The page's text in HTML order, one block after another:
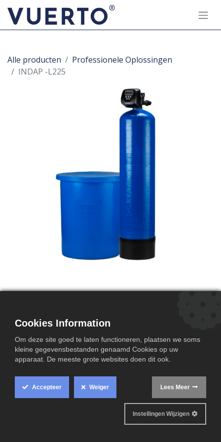
Alle producten
Professionele Oplossingen
INDAP -L225
INDAP L225
zoutvat : 400 kg
Debiet : 13.5m3/h tot 18.6m3/h
Capaciteit bij 30°F : 39m3
Cookies Information
Om deze site goed te laten functioneren, plaatsen we soms
kleine gegevensbestanden genaamd Cookies op uw
apparaat. De meeste grote websites doen dit ook.
Accepteer Weiger Lees Meer
Instellingen Wijzigen